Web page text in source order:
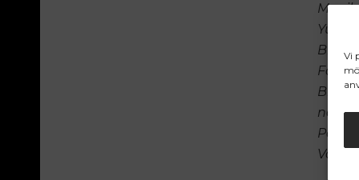
Vi
Brunt
På